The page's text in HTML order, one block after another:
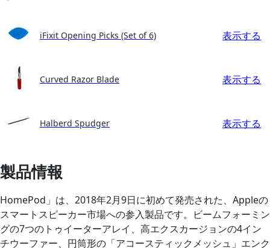
iFixit Opening Picks (Set of 6) 表示する
Curved Razor Blade 表示する
Halberd Spudger 表示する
製品情報
HomePod」は、2018年2月9日に初めて発売された、Appleの
スマートスピーカー市場への参入製品です。ビームフォーミン
グの7つのトゥイーターアレイ、高エクスカージョンの4イン
チウーファー、円筒形の「アコースティックメッシュ」エンク